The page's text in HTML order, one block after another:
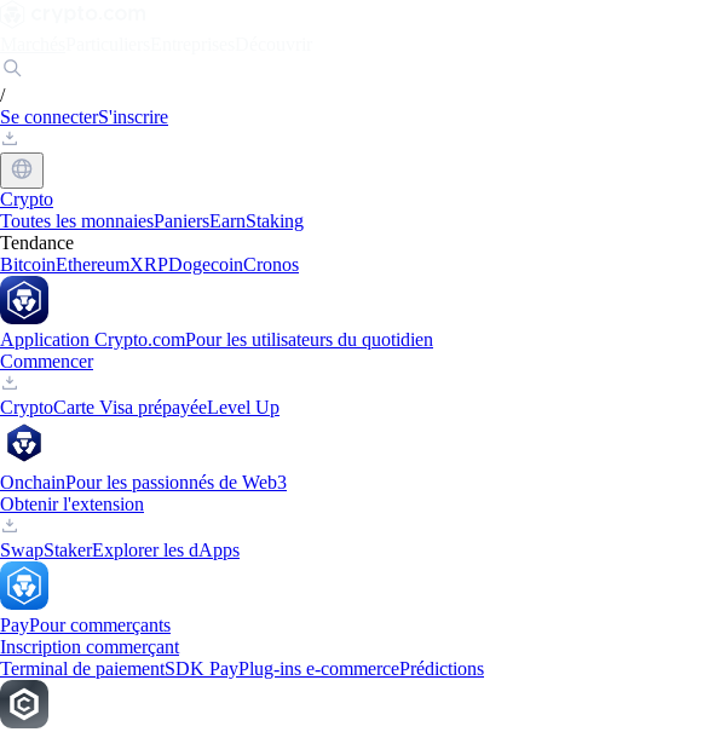
/
Se connecterS'inscrire
Crypto
Toutes les monnaiesPaniersEarnStaking
Tendance
BitcoinEthereumXRPDogecoinCronos
Application Crypto.comPour les utilisateurs du quotidien
Commencer
CryptoCarte Visa prépayéeLevel Up
OnchainPour les passionnés de Web3
Obtenir l'extension
SwapStakerExplorer les dApps
PayPour commerçants
Inscription commerçant
Terminal de paiementSDK PayPlug-ins e-commercePrédictions